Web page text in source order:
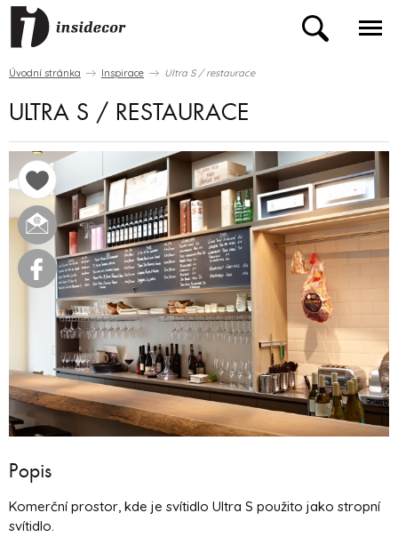
Úvodní stránka Inspirace Ultra S / restaurace
ULTRA S / RESTAURACE
Popis
Komerční prostor, kde je svítidlo Ultra S použito jako stropní
svítidlo.